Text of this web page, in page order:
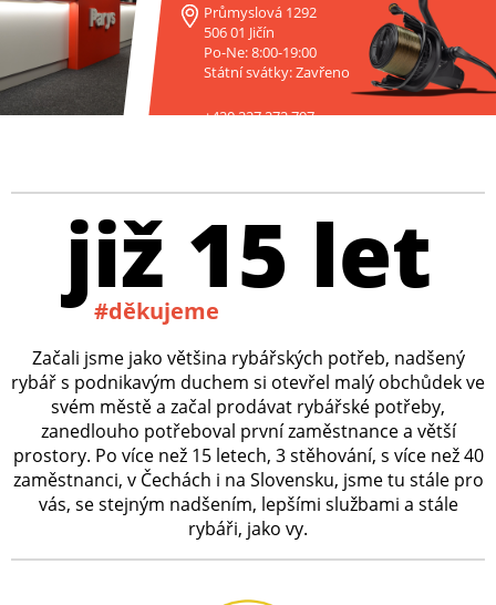
Průmyslová 1292
506 01 Jičín
Po-Ne: 8:00-19:00
Státní svátky: Zavřeno
+420 227 272 797
již 15 let
#děkujeme
Začali jsme jako většina rybářských potřeb, nadšený
rybář s podnikavým duchem si otevřel malý obchůdek ve
svém městě a začal prodávat rybářské potřeby,
zanedlouho potřeboval první zaměstnance a větší
prostory. Po více než 15 letech, 3 stěhování, s více než 40
zaměstnanci, v Čechách i na Slovensku, jsme tu stále pro
vás, se stejným nadšením, lepšími službami a stále
rybáři, jako vy.